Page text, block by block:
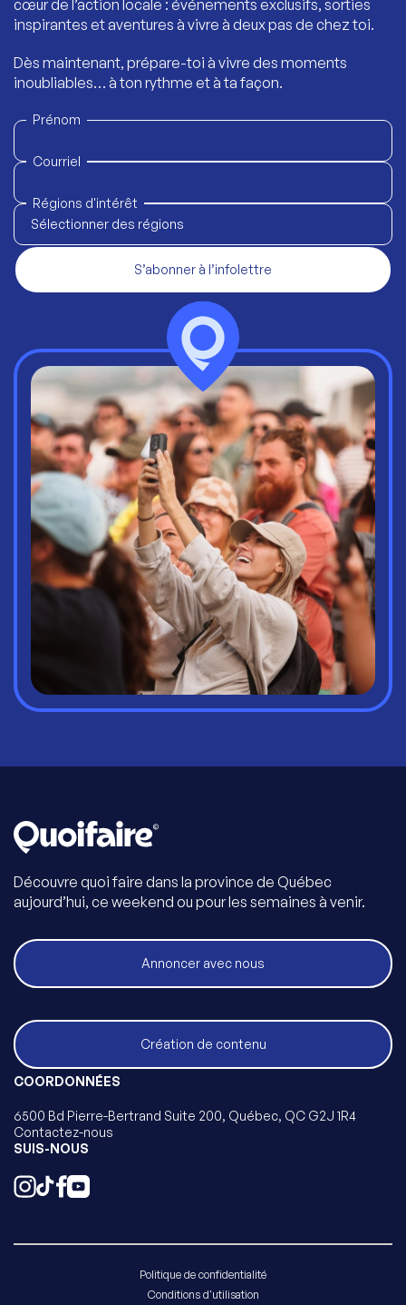
cœur de l’action locale : événements exclusifs, sorties
inspirantes et aventures à vivre à deux pas de chez toi.
Dès maintenant, prépare-toi à vivre des moments
inoubliables… à ton rythme et à ta façon.
Prénom
Courriel
Régions d'intérêt
Sélectionner des régions
S’abonner à l’infolettre
Découvre quoi faire dans la province de Québec
aujourd’hui, ce weekend ou pour les semaines à venir.
Annoncer avec nous
Création de contenu
COORDONNÉES
6500 Bd Pierre-Bertrand Suite 200, Québec, QC G2J 1R4
Contactez-nous
SUIS-NOUS
Politique de confidentialité
Conditions d'utilisation